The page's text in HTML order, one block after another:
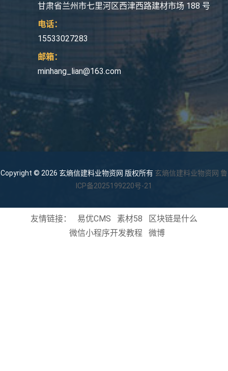
甘肃省兰州市七里河区西津西路建材市场 188 号
电话：
15533027283
邮箱：
minhang_lian@163.com
Copyright © 2026 玄熵信建料业物资网 版权所有 玄熵信建料业物资网 鲁
ICP备2025199220号-21
友情链接： 易优CMS 素材58
区块链是什么
微信小程序开发教程
微博